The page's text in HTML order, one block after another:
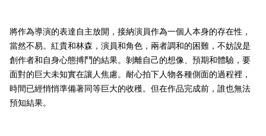
將作為導演的表達自主放開，接納演員作為一個人本身的存在性，
當然不易。紅貴和林森，演員和角色，兩者調和的困難，不妨說是
創作者和自身心態搏鬥的結果。剝離自己的想像、預期和體驗，要
面對的巨大未知實在讓人焦慮。耐心拍下人物各種側面的過程裡，
時間已經悄悄準備著同等巨大的收穫。但在作品完成前，誰也無法
預知結果。